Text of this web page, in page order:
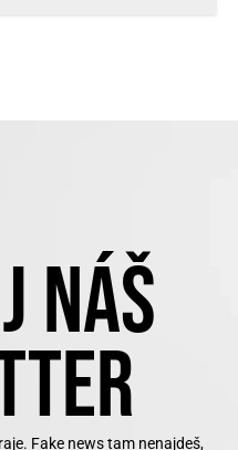
NÁŠ
Fake news tam nenajdeš,